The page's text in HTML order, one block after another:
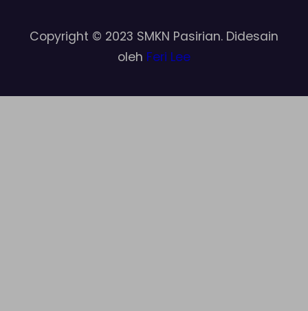
Copyright © 2023 SMKN Pasirian. Didesain
oleh Feri Lee